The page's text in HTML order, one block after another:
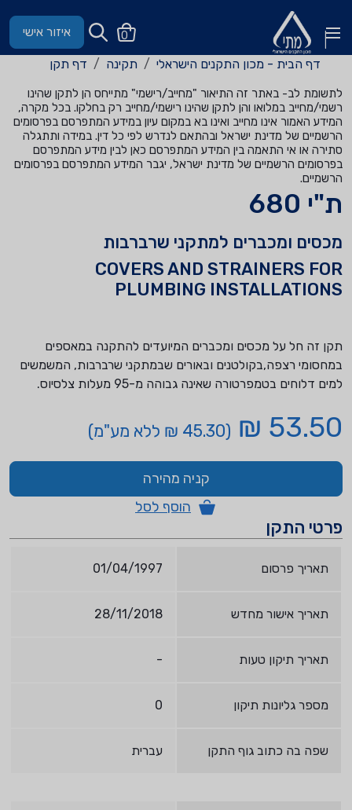
0 איזור אישי
דף הבית - מכון התקנים הישראלי תקינה דף תקן
לתשומת לב- באתר זה התיאור "מחייב/רישמי" מתייחס הן לתקן שהינו
רשמי/מחייב במלואו והן לתקן שהינו רישמי/מחייב רק בחלקו. בכל מקרה,
המידע האמור אינו מחייב ואינו בא במקום עיון במידע המתפרסם בפרסומים
הרשמיים של מדינת ישראל ובהתאם לנדרש לפי כל דין. במידה ותתגלה
סתירה או אי התאמה בין המידע המתפרסם כאן לבין מידע המתפרסם
בפרסומים הרשמיים של מדינת ישראל, יגבר המידע המתפרסם בפרסומים
הרשמיים.
ת"י 680
מכסים ומכברים למתקני שרברבות
COVERS AND STRAINERS FOR
PLUMBING INSTALLATIONS
תקן זה חל על מכסים ומכברים המיועדים להתקנה במאספים
במחסומי רצפה,בקולטנים ובאורים שבמתקני שרברבות, המשמשים
למים דלוחים בטמפרטורה שאינה גבוהה מ-95 מעלות צלסיוס.
53.50 ₪ (45.30 ₪ ללא מע"מ)
קניה מהירה
הוסף לסל
פרטי התקן
תאריך פרסום 01/04/1997
תאריך אישור מחדש 28/11/2018
תאריך תיקון טעות -
מספר גליונות תיקון 0
שפה בה כתוב גוף התקן עברית